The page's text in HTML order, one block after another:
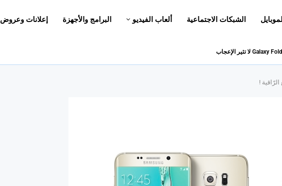
الشبكات الاجتماعية ألعاب الفيديو البرامج والأجهزة إعلانات وعروض